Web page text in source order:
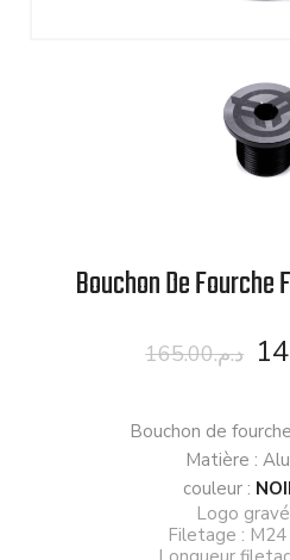
Bouchon De Fourche
د.م.165.00
Bouchon de
Matière :
couleur :
Logo
Filetage :